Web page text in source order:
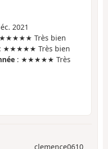
2021
Très bien
: ★★★★★ Très bien
: ★★★★★ Très
clemence0610